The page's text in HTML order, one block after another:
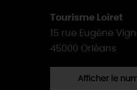
Tourisme Loiret
15 rue Eugène
45000 Orléans
Afficher le